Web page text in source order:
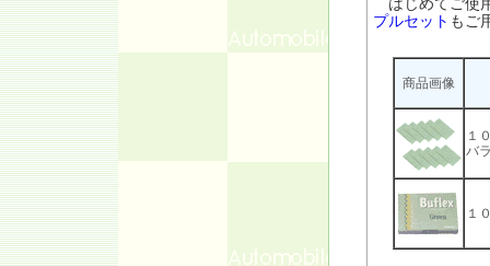
はじめてご使
プルセット もご
商品画像
１
バ
１